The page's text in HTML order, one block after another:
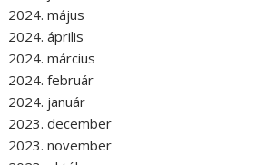
2024. május
2024. április
2024. március
2024. február
2024. január
2023. december
2023. november